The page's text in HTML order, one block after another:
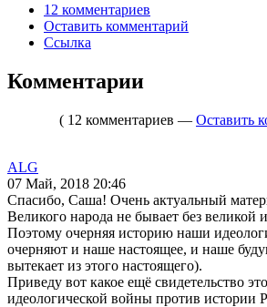
12 комментариев
Оставить комментарий
Ссылка
Комментарии
( 12 комментариев — Оставить
ALG
07 Май, 2018 20:46
Спасибо, Саша! Очень актуальный
Великого народа не бывает без великой
Поэтому очерняя историю наши
очерняют и наше настоящее, и наше
вытекает из этого настоящего).
Приведу вот какое ещё свидетельство
идеологической войны против истории